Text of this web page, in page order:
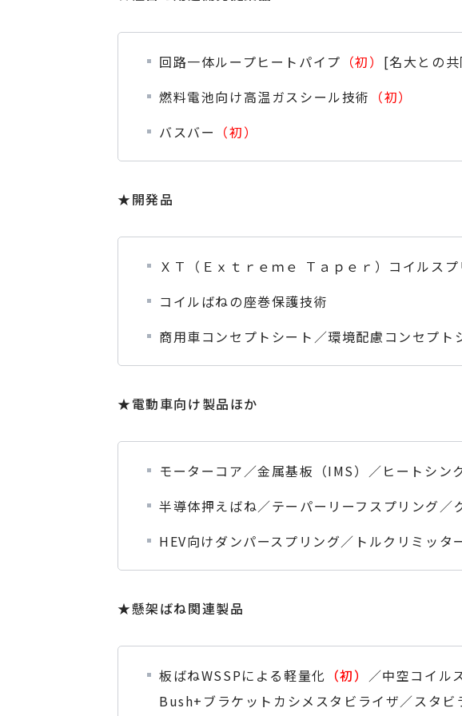
回路一体ループヒートパイプ （初） [名大との
燃料電池向け高温ガスシール技術 （初）
バスバー （初）
★開発品
ＸＴ（Ｅｘｔｒｅｍｅ Ｔａｐｅｒ）コイルスプ
コイルばねの座巻保護技術
商用車コンセプトシート／環境配慮コンセプ
★電動車向け製品ほか
モーターコア／金属基板（IMS）／ヒートシン
半導体押えばね／テーパーリーフスプリング／
HEV向けダンパースプリング／トルクリミッタ
★懸架ばね関連製品
板ばねWSSPによる軽量化 （初） ／中空コイ
Bush+ブラケットカシメスタビライザ／スタ